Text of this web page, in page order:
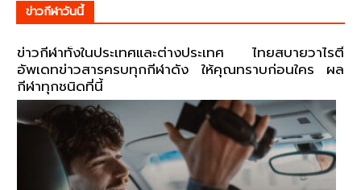
ข่าวกีฬาวันนี้
ข่าวกีฬาทั้งในประเทศและต่างประเทศ ไทยสบายวาไรตี้
อัพเดทข่าวสารครบทุกกีฬาดัง ให้คุณทราบก่อนใคร ผล
กีฬาทุกชนิดที่นี้